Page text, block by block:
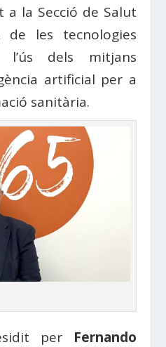
a la Secció de Salut
de les tecnologies
l’ús dels mitjans
artificial per a
sanitària.
per Fernando